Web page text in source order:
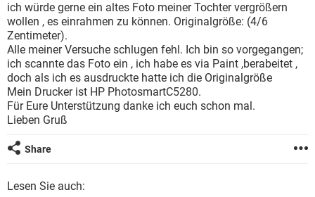
WHATSAPP TIKTOK
FACEBOOK
WINDOWS 10 INSTAGRAM
WHATSAPP TIKTOK
FACEBOOK HARDWARE
ich würde gerne ein altes Foto meiner Tochter vergrößern
wollen , es einrahmen zu können. Originalgröße: (4/6
Zentimeter).
Alle meiner Versuche schlugen fehl. Ich bin so vorgegangen;
ich scannte das Foto ein , ich habe es via Paint ,berabeitet ,
doch als ich es ausdruckte hatte ich die Originalgröße
Mein Drucker ist HP PhotosmartC5280.
Für Eure Unterstützung danke ich euch schon mal.
Lieben Gruß
Share
Lesen Sie auch: